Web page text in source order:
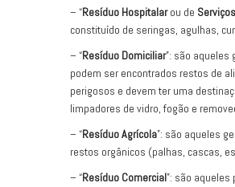
– “Resíduo Hospitalarou de
constituído de seringas, agulhas,
– “Resíduo Domiciliar”: são
podem ser encontrados restos de
perigosos e devem ter uma
limpadores de vidro, fogão e
– “Resíduo Agrícola”: são aqueles
restos orgânicos (palhas, cascas,
– “Resíduo Comercial”: são